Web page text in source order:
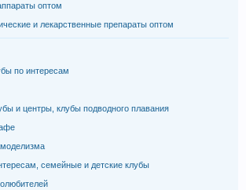
оптом
и лекарственные препараты оптом
по интересам
и центры, клубы подводного плавания
семейные и детские клубы